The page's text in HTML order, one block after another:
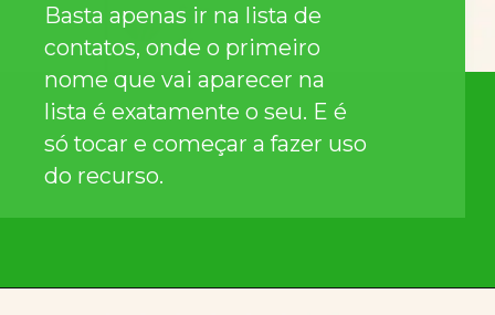
Basta apenas ir na lista de
contatos, onde o primeiro
nome que vai aparecer na
lista é exatamente o seu. E é
só tocar e começar a fazer uso
do recurso.